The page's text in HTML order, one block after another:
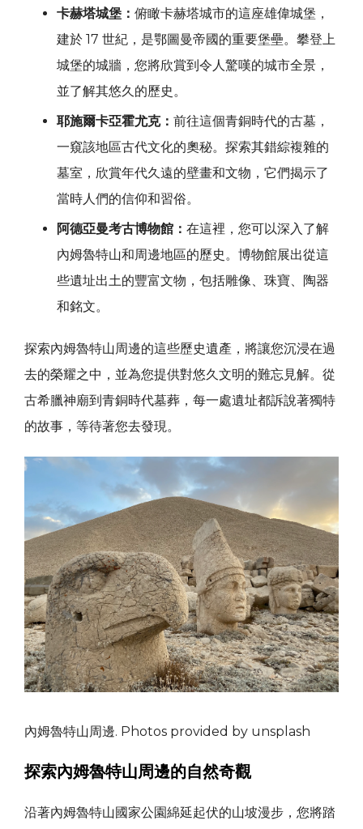
卡赫塔城堡： 俯瞰卡赫塔城市的這座雄偉城堡，
建於 17 世紀，是鄂圖曼帝國的重要堡壘。攀登上
城堡的城牆，您將欣賞到令人驚嘆的城市全景，
並了解其悠久的歷史。
耶施爾卡亞霍尤克： 前往這個青銅時代的古墓，
一窺該地區古代文化的奧秘。探索其錯綜複雜的
墓室，欣賞年代久遠的壁畫和文物，它們揭示了
當時人們的信仰和習俗。
阿德亞曼考古博物館： 在這裡，您可以深入了解
內姆魯特山和周邊地區的歷史。博物館展出從這
些遺址出土的豐富文物，包括雕像、珠寶、陶器
和銘文。
探索內姆魯特山周邊的這些歷史遺產，將讓您沉浸在過
去的榮耀之中，並為您提供對悠久文明的難忘見解。從
古希臘神廟到青銅時代墓葬，每一處遺址都訴說著獨特
的故事，等待著您去發現。
內姆魯特山周邊. Photos provided by unsplash
探索內姆魯特山周邊的自然奇觀
沿著內姆魯特山國家公園綿延起伏的山坡漫步，您將踏